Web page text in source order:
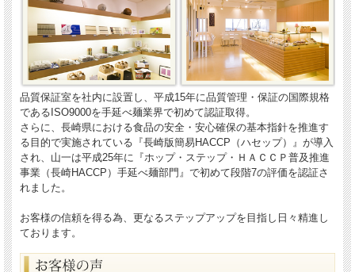
品質保証室を社内に設置し、平成15年に品質管理・保証の国際規格
であるISO9000を手延べ麺業界で初めて認証取得。
さらに、長崎県における食品の安全・安心確保の基本指針を推進す
る目的で実施されている『長崎版簡易HACCP（ハセップ）』が導入
され、山一は平成25年に『ホップ・ステップ・ＨＡＣＣＰ普及推進
事業（長崎HACCP）手延べ麺部門』で初めて段階7の評価を認証さ
れました。
お客様の信頼を得る為、更なるステップアップを目指し日々精進し
ております。